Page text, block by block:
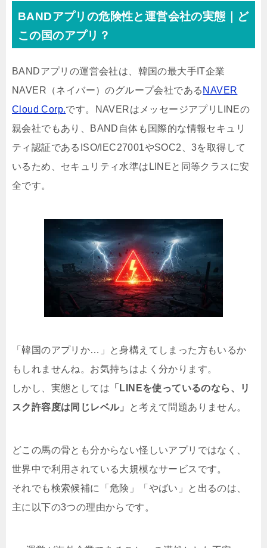
BANDアプリの危険性と運営会社の実態｜ど
この国のアプリ？
BANDアプリの運営会社は、韓国の最大手IT企業
NAVER（ネイバー）のグループ会社である NAVER
Cloud Corp.です。NAVERはメッセージアプリLINEの
親会社でもあり、BAND自体も国際的な情報セキュリ
ティ認証であるISO/IEC27001やSOC2、3を取得して
いるため、セキュリティ水準はLINEと同等クラスに安
全です。
「韓国のアプリか…」と身構えてしまった方もいるか
もしれませんね。お気持ちはよく分かります。
しかし、実態としては 「LINEを使っているのなら、リ
スク許容度は同じレベル」
と考えて問題ありません。
どこの馬の骨とも分からない怪しいアプリではなく、
世界中で利用されている大規模なサービスです。
それでも検索候補に「危険」「やばい」と出るのは、
主に以下の3つの理由からです。